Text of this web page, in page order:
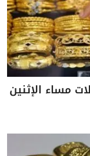
مساء الإثنين